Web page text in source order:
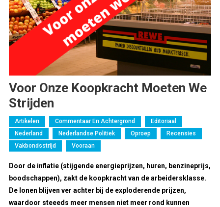
Voor Onze Koopkracht Moeten We
Strijden
Artikelen Commentaar En Achtergrond
Editoriaal
Nederland
Nederlandse Politiek Oproep
Recensies
Vakbondsstrijd
Vooraan
Door de inflatie (stijgende energieprijzen, huren, benzineprijs,
boodschappen), zakt de koopkracht van de arbeidersklasse.
De lonen blijven ver achter bij de exploderende prijzen,
waardoor steeeds meer mensen niet meer rond kunnen